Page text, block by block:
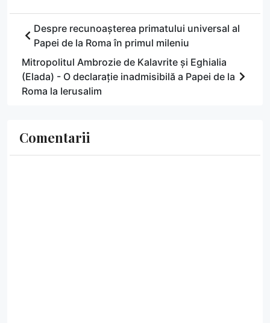
Despre recunoașterea primatului universal al
Papei de la Roma în primul mileniu
Mitropolitul Ambrozie de Kalavrite și Eghialia
(Elada) - O declarație inadmisibilă a Papei de la
Roma la Ierusalim
Comentarii